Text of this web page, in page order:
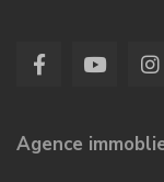
Agence